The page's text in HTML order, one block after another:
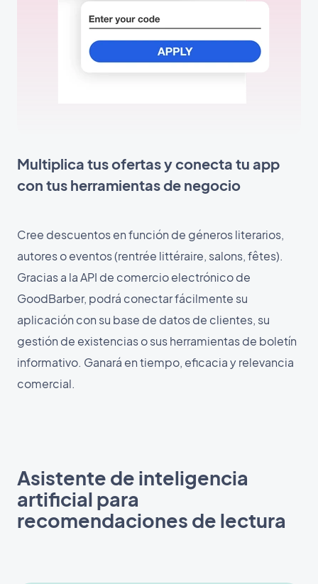
Multiplica tus ofertas y conecta tu app
con tus herramientas de negocio
Cree descuentos en función de géneros literarios,
autores o eventos (rentrée littéraire, salons, fêtes).
Gracias a la API de comercio electrónico de
GoodBarber, podrá conectar fácilmente su
aplicación con su base de datos de clientes, su
gestión de existencias o sus herramientas de boletín
informativo. Ganará en tiempo, eficacia y relevancia
comercial.
Asistente de inteligencia
artificial para
recomendaciones de lectura